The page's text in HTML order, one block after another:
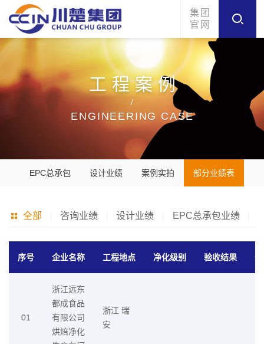
集团
官网
工程案例
/
ENGINEERING CASE
EPC总承包 设计业绩 案例实拍 部分业绩表
全部 咨询业绩 设计业绩 EPC总承包业绩
序号 企业名称 工程地点 净化级别 验收结果
01
浙江远东
都成食品
有限公司
烘焙净化
浙江 瑞
安